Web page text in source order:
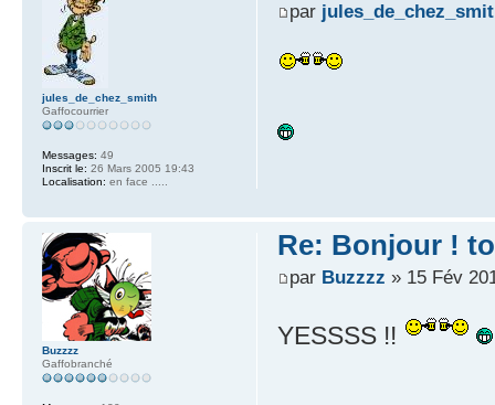
par
jules_de_chez_smith
Gaffocourrier
Messages: 49
Inscrit le: 26 Mars 2005 19:43
Localisation: en face .....
Re: Bonjour !
par Buzzzz » 15 Fév
YESSSS !!
Buzzzz
Gaffobranché